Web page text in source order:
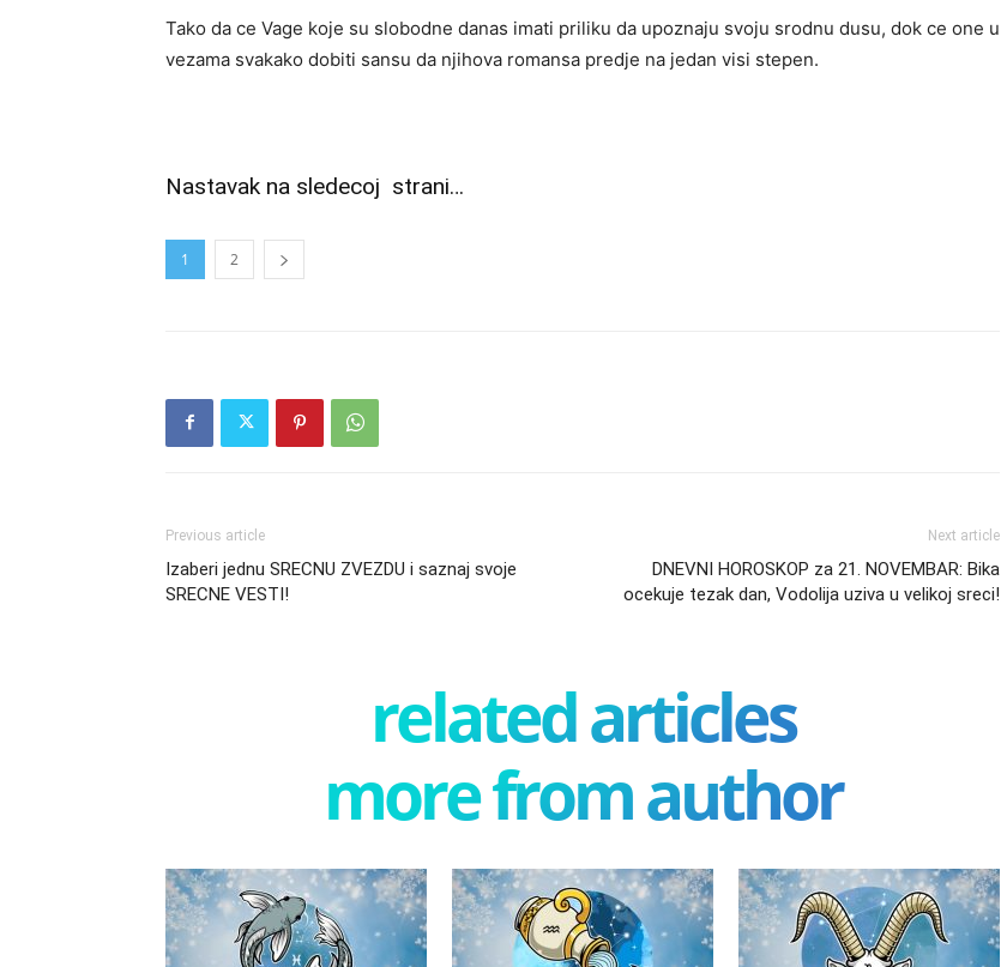
Tako da ce Vage koje su slobodne danas imati priliku da upoznaju svoju srodnu dusu, dok ce one u
vezama svakako dobiti sansu da njihova romansa predje na jedan visi stepen.
Nastavak na sledecoj strani…
1 2
Previous article
Izaberi jednu SRECNU ZVEZDU i saznaj svoje
SRECNE VESTI!
Next article
DNEVNI HOROSKOP za 21. NOVEMBAR: Bika
ocekuje tezak dan, Vodolija uziva u velikoj sreci!
related articles
more from author